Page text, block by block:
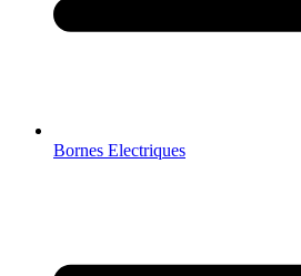
Bornes Electriques